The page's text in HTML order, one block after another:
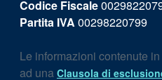
Codice Fiscale
Partita IVA 00298220799
Le informazioni contenute
ad una Clausola di